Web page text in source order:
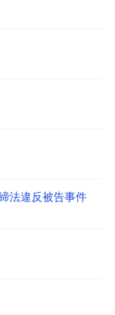
法違反被告事件